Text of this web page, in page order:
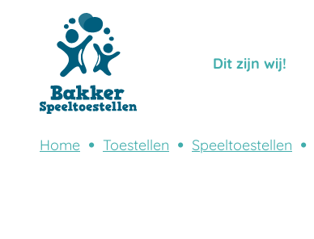
Dit zijn wij!
Home Toestellen Speeltoestellen